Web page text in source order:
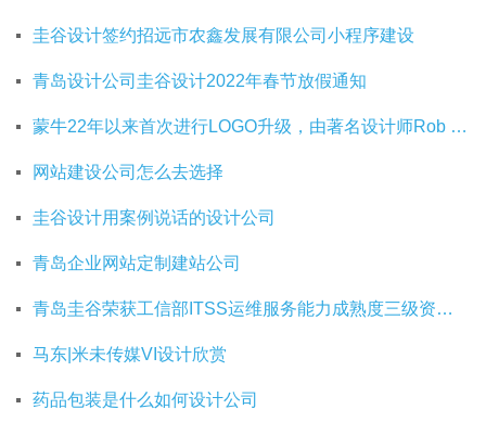
圭谷设计签约招远市农鑫发展有限公司小程序建设
青岛设计公司圭谷设计2022年春节放假通知
蒙牛22年以来首次进行LOGO升级，由著名设计师Rob Janoff操刀
网站建设公司怎么去选择
圭谷设计用案例说话的设计公司
青岛企业网站定制建站公司
青岛圭谷荣获工信部ITSS运维服务能力成熟度三级资质证书
马东|米未传媒VI设计欣赏
药品包装是什么如何设计公司